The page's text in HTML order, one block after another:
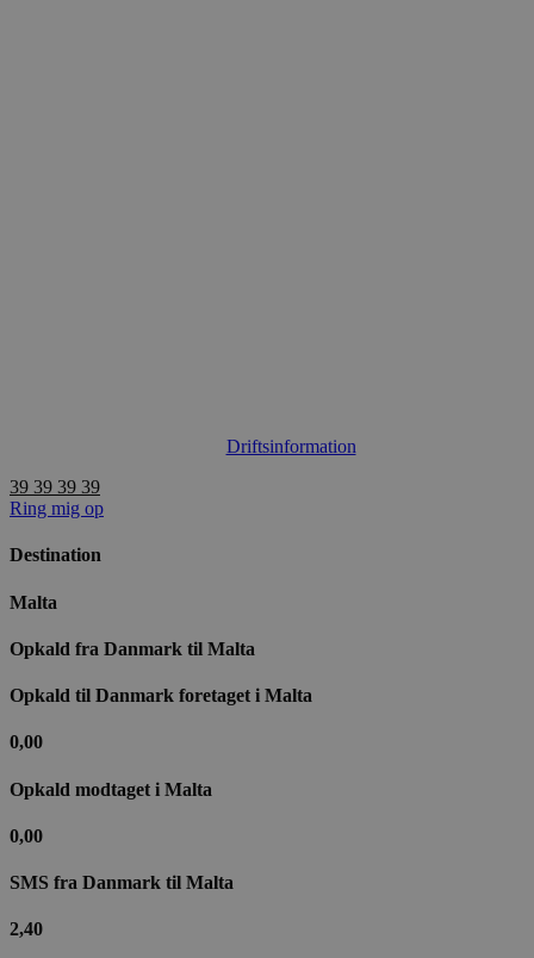
Driftsinformation
39 39 39 39
Ring mig op
Destination
Malta
Opkald fra Danmark til​ Malta
Opkald til Danmark foretaget i Malta
0,00
Opkald modtaget i Malta
0,00
SMS fra Danmark til Malta
2,40